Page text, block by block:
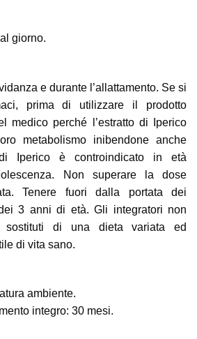
giorno.
e durante l’allattamento. Se si
prima di utilizzare il prodotto
medico perché l’estratto di Iperico
metabolismo inibendone anche
di Iperico è controindicato in età
Non superare la dose
Tenere fuori dalla portata dei
3 anni di età. Gli integratori non
sostituti di una dieta variata ed
di vita sano.
ambiente.
integro: 30 mesi.